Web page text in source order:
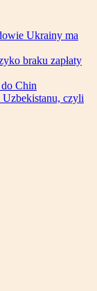
Ukrainy ma
braku zapłaty
do Chin
czyli